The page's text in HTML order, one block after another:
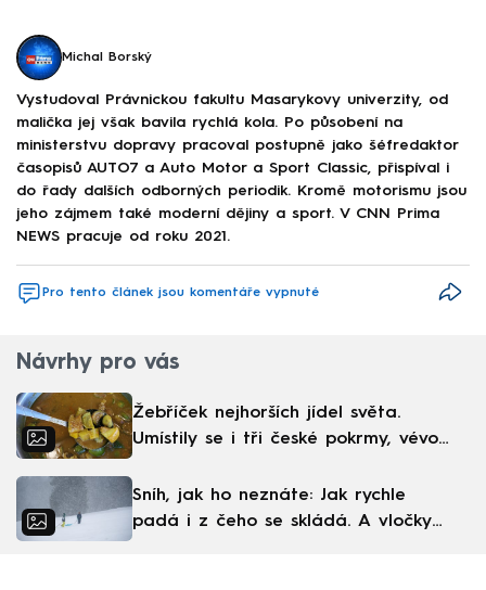
Michal Borský
Vystudoval Právnickou fakultu Masarykovy univerzity, od
malička jej však bavila rychlá kola. Po působení na
ministerstvu dopravy pracoval postupně jako šéfredaktor
časopisů AUTO7 a Auto Motor a Sport Classic, přispíval i
do řady dalších odborných periodik. Kromě motorismu jsou
jeho zájmem také moderní dějiny a sport. V CNN Prima
NEWS pracuje od roku 2021.
Pro tento článek jsou komentáře vypnuté
Návrhy pro vás
Žebříček nejhorších jídel světa.
Umístily se i tři české pokrmy, vévodí
Sníh, jak ho neznáte: Jak rychle
padá i z čeho se skládá. A vločky